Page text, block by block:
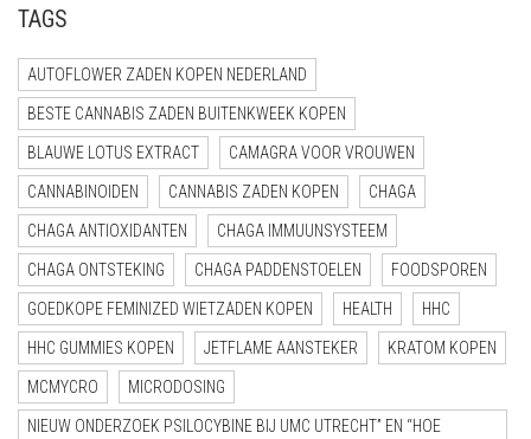
TAGS
AUTOFLOWER ZADEN KOPEN NEDERLAND
BESTE CANNABIS ZADEN BUITENKWEEK KOPEN
BLAUWE LOTUS EXTRACT CAMAGRA VOOR VROUWEN
CANNABINOIDEN CANNABIS ZADEN KOPEN CHAGA
CHAGA ANTIOXIDANTEN CHAGA IMMUUNSYSTEEM
CHAGA ONTSTEKING CHAGA PADDENSTOELEN FOODSPOREN
GOEDKOPE FEMINIZED WIETZADEN KOPEN HEALTH HHC
HHC GUMMIES KOPEN JETFLAME AANSTEKER KRATOM KOPEN
MCMYCRO MICRODOSING
NIEUW ONDERZOEK PSILOCYBINE BIJ UMC UTRECHT” EN “HOE